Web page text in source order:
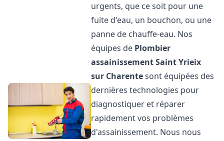
urgents, que ce soit pour une
fuite d'eau, un bouchon, ou une
panne de chauffe-eau. Nos
équipes de Plombier
assainissementSaint Yrieix
sur Charentesont équipées des
dernières technologies pour
diagnostiquer et réparer
rapidement vos problèmes
d'assainissement. Nous nous